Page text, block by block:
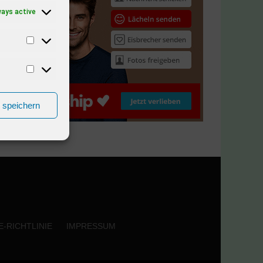
active
speichern
RICHTLINIE IMPRESSUM